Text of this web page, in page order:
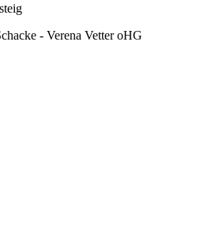
- Verena Vetter oHG